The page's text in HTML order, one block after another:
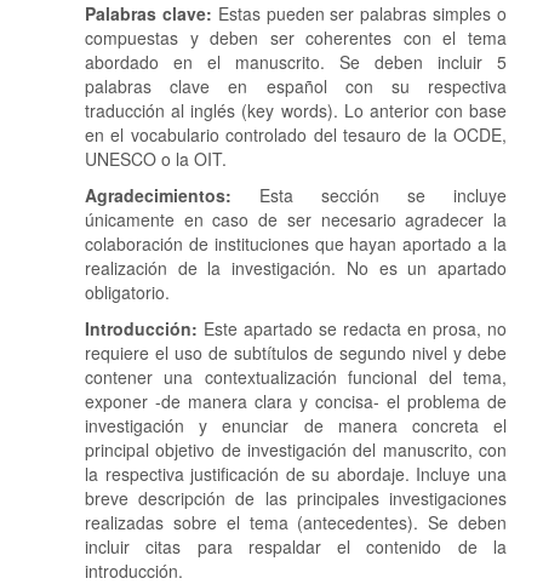
Palabras clave: Estas pueden ser palabras simples o
compuestas y deben ser coherentes con el tema
abordado en el manuscrito. Se deben incluir 5
palabras clave en español con su respectiva
traducción al inglés (key words). Lo anterior con base
en el vocabulario controlado del tesauro de la OCDE,
UNESCO o la OIT.
Agradecimientos: Esta sección se incluye
únicamente en caso de ser necesario agradecer la
colaboración de instituciones que hayan aportado a la
realización de la investigación. No es un apartado
obligatorio.
Introducción: Este apartado se redacta en prosa, no
requiere el uso de subtítulos de segundo nivel y debe
contener una contextualización funcional del tema,
exponer -de manera clara y concisa- el problema de
investigación y enunciar de manera concreta el
principal objetivo de investigación del manuscrito, con
la respectiva justificación de su abordaje. Incluye una
breve descripción de las principales investigaciones
realizadas sobre el tema (antecedentes). Se deben
incluir citas para respaldar el contenido de la
introducción.